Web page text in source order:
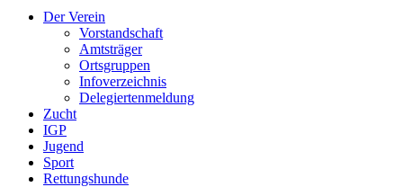
Der Verein
Vorstandschaft
Amtsträger
Ortsgruppen
Infoverzeichnis
Delegiertenmeldung
Zucht
IGP
Jugend
Sport
Rettungshunde